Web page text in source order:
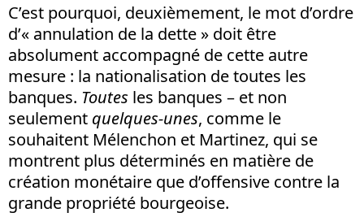
C’est pourquoi, deuxièmement, le mot d’ordre
d’« annulation de la dette » doit être
absolument accompagné de cette autre
mesure : la nationalisation de toutes les
banques. Toutes les banques – et non
seulement quelques-unes, comme le
souhaitent Mélenchon et Martinez, qui se
montrent plus déterminés en matière de
création monétaire que d’offensive contre la
grande propriété bourgeoise.